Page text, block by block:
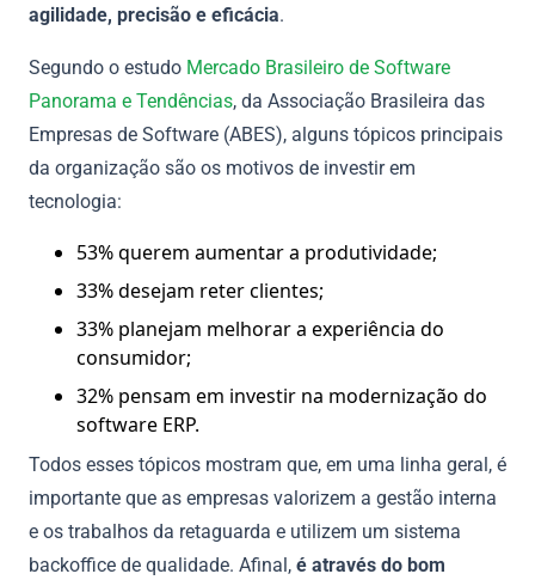
agilidade, precisão e eficácia.
Segundo o estudo Mercado Brasileiro de Software
Panorama e Tendências, da Associação Brasileira das
Empresas de Software (ABES), alguns tópicos principais
da organização são os motivos de investir em
tecnologia:
53% querem aumentar a produtividade;
33% desejam reter clientes;
33% planejam melhorar a experiência do
consumidor;
32% pensam em investir na modernização do
software ERP.
Todos esses tópicos mostram que, em uma linha geral, é
importante que as empresas valorizem a gestão interna
e os trabalhos da retaguarda e utilizem um sistema
backoffice de qualidade. Afinal, é através do bom